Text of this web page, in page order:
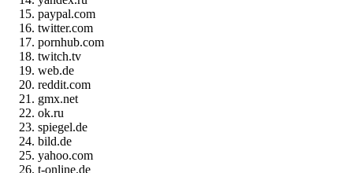
paypal.com
twitter.com
pornhub.com
twitch.tv
web.de
reddit.com
gmx.net
ok.ru
spiegel.de
bild.de
yahoo.com
t-online.de